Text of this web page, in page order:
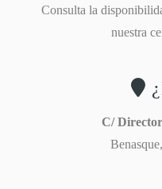
Consulta la
nuestra
C/